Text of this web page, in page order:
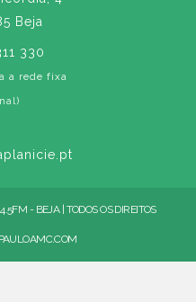
Beja
330
a rede fixa
- BEJA | TODOS OS DIREITOS
PAULOAMC.COM